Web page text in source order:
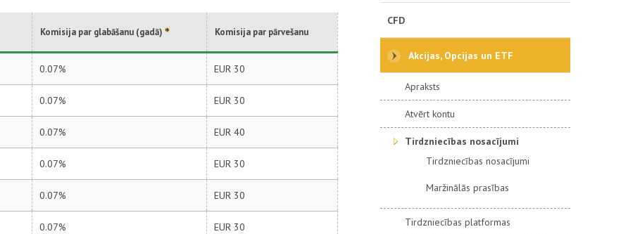
CFD
Akcijas, Opcijas un ETF
Apraksts
Atvērt kontu
Tirdzniecības nosacījumi
Tirdzniecības nosacījumi
Maržinālās prasības
Tirdzniecības platformas
Komisija par glabāšanu (gadā) Komisija par pārvešanu
0.07% EUR 30
0.07% EUR 30
0.07% EUR 40
0.07% EUR 30
0.07% EUR 30
0.07% EUR 30